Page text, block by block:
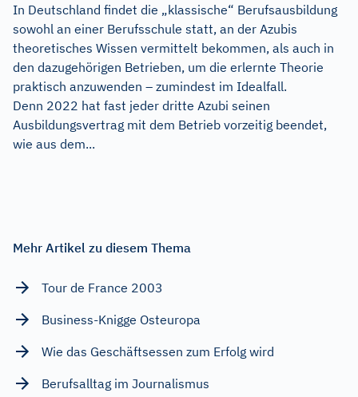
In Deutschland findet die „klassische“ Berufsausbildung
sowohl an einer Berufsschule statt, an der Azubis
theoretisches Wissen vermittelt bekommen, als auch in
den dazugehörigen Betrieben, um die erlernte Theorie
praktisch anzuwenden – zumindest im Idealfall.
Denn 2022 hat fast jeder dritte Azubi seinen
Ausbildungsvertrag mit dem Betrieb vorzeitig beendet,
wie aus dem...
Mehr Artikel zu diesem Thema
Tour de France 2003
Business-Knigge Osteuropa
Wie das Geschäftsessen zum Erfolg wird
Berufsalltag im Journalismus